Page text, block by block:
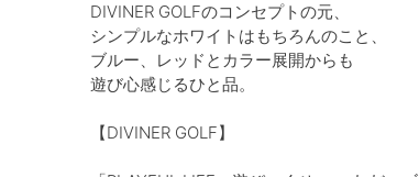
DIVINER GOLFのコンセプトの元、
シンプルなホワイトはもちろんのこと、
ブルー、レッドとカラー展開からも
遊び心感じるひと品。
【DIVINER GOLF】